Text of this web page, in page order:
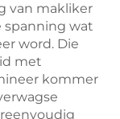
van makliker
spanning wat
word. Die
met
kommer